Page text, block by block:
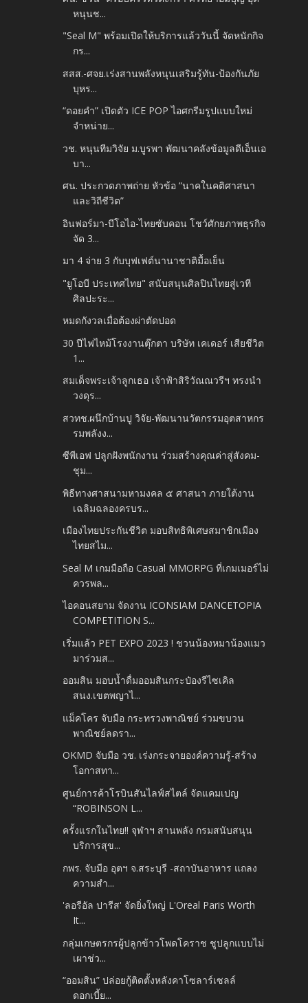
หนุนช...
"Seal M" พร้อมเปิดให้บริการแล้ววันนี้ จัดหนักกิจ
กร...
สสส.-ศจย.เร่งสานพลังหนุนเสริมรู้ทัน-ป้องกันภัย
บุหร...
“ดอยคำ” เปิดตัว ICE POP ไอศกรีมรูปแบบใหม่
จำหน่าย...
วช. หนุนทีมวิจัย ม.บูรพา พัฒนาคลังข้อมูลดีเอ็นเอ
บา...
ศน. ประกวดภาพถ่าย หัวข้อ “นาคในคติศาสนา
และวิถีชีวิต”
อินฟอร์มา-บีโอไอ-ไทยซับคอน โชว์ศักยภาพธุรกิจ
จัด 3...
มา 4 จ่าย 3 กับบุฟเฟต์นานาชาติมื้อเย็น
"ยูโอบี ประเทศไทย" สนับสนุนศิลปินไทยสู่เวที
ศิลปะระ...
หมดกังวลเมื่อต้องผ่าตัดปอด
30 ปีไฟไหม้โรงงานตุ๊กตา บริษัท เคเดอร์ เสียชีวิต
1...
สมเด็จพระเจ้าลูกเธอ เจ้าฟ้าสิริวัณณวรีฯ ทรงนำ
วงดุร...
สวทช.ผนึกบ้านปู วิจัย-พัฒนานวัตกรรมอุตสาหกร
รมพลังง...
ซีพีเอฟ ปลูกฝังพนักงาน ร่วมสร้างคุณค่าสู่สังคม-
ชุม...
พิธีทางศาสนามหามงคล ๕ ศาสนา ภายใต้งาน
เฉลิมฉลองครบร...
เมืองไทยประกันชีวิต มอบสิทธิพิเศษสมาชิกเมือง
ไทยสไม...
Seal M เกมมือถือ Casual MMORPG ที่เกมเมอร์ไม่
ควรพล...
ไอคอนสยาม จัดงาน ICONSIAM DANCETOPIA
COMPETITION S...
เริ่มแล้ว PET EXPO 2023 ! ชวนน้องหมาน้องแมว
มาร่วมส...
ออมสิน มอบน้ำดื่มออมสินกระป๋องรีไซเคิล
สนง.เขตพญาไ...
แม็คโคร จับมือ กระทรวงพาณิชย์ ร่วมขบวน
พาณิชย์ลดรา...
OKMD จับมือ วช. เร่งกระจายองค์ความรู้-สร้าง
โอกาสทา...
ศูนย์การค้าโรบินสันไลฟ์สไตล์ จัดแคมเปญ
“ROBINSON L...
ครั้งแรกในไทย!! จุฬาฯ สานพลัง กรมสนับสนุน
บริการสุข...
กพร. จับมือ อุตฯ จ.สระบุรี -สถาบันอาหาร แถลง
ความสำ...
'ลอรีอัล ปารีส' จัดยิ่งใหญ่ L'Oreal Paris Worth
It...
กลุ่มเกษตรกรผู้ปลูกข้าวโพดโคราช ชูปลูกแบบไม่
เผาช่ว...
“ออมสิน” ปล่อยกู้ติดตั้งหลังคาโซลาร์เซลล์
ดอกเบี้ย...